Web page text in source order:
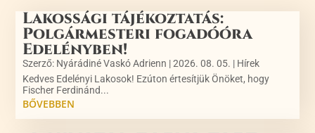
Lakossági tájékoztatás:
Polgármesteri fogadóóra
Edelényben!
Szerző: Nyárádiné Vaskó Adrienn |2026. 08. 05. | Hírek
Kedves Edelényi Lakosok! Ezúton értesítjük Önöket, hogy
Fischer Ferdinánd...
BŐVEBBEN